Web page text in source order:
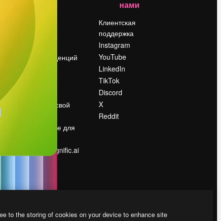
Цены
Reviews
Вакансии
Поиск тенденций
Блог
Продайте свой
Помещение для
Ищете magnific.ai
нами
Клиентская
поддержка
Instagram
YouTube
LinkedIn
TikTok
Discord
X
Reddit
to the storing of cookies on your device to enhance site